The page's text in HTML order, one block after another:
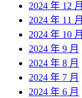
2024 年 12 月
2024 年 11 月
2024 年 10 月
2024 年 9 月
2024 年 8 月
2024 年 7 月
2024 年 6 月